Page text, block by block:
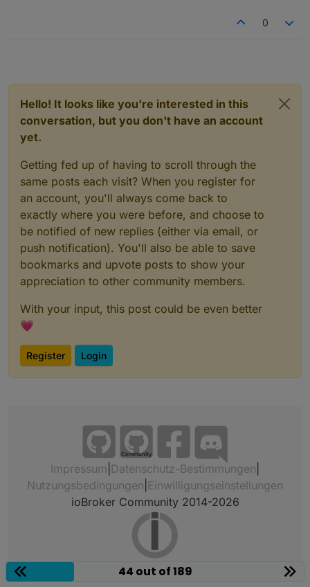
0
Hello! It looks like you're interested in this
conversation, but you don't have an account
yet.
Getting fed up of having to scroll through the
same posts each visit? When you register for
an account, you'll always come back to
exactly where you were before, and choose to
be notified of new replies (either via email, or
push notification). You'll also be able to save
bookmarks and upvote posts to show your
appreciation to other community members.
With your input, this post could be even better
💗
Register Login
Community
Impressum Datenschutz-Bestimmungen
Nutzungsbedingungen Einwilligungseinstellungen
ioBroker Community 2014-2026
44 out of 189